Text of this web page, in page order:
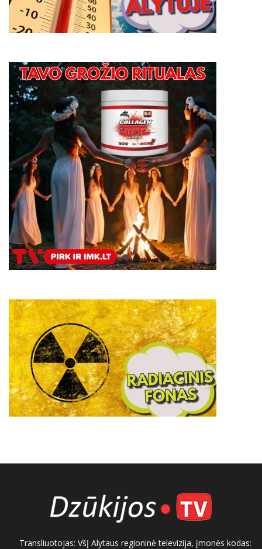
Transliuotojas: VšĮ Alytaus regioninė televizija, įmonės kodas: